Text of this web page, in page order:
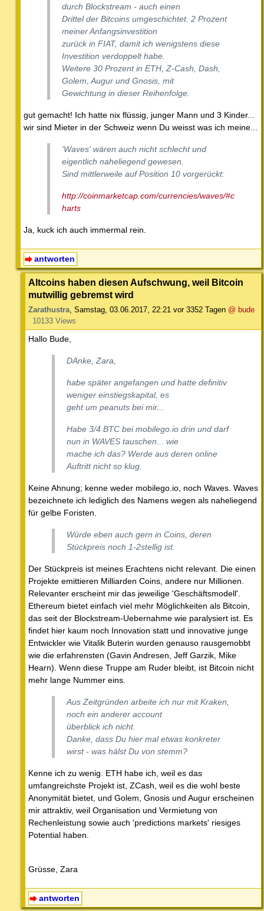
durch Blockstream - auch einen
Drittel der Bitcoins umgeschichtet. 2 Prozent
meiner Anfangsinvestition
zurück in FIAT, damit ich wenigstens diese
Investition verdoppelt habe.
Weitere 30 Prozent in ETH, Z-Cash, Dash,
Golem, Augur und Gnosis, mit
Gewichtung in dieser Reihenfolge.
gut gemacht! Ich hatte nix flüssig, junger Mann und 3 Kinder...
wir sind Mieter in der Schweiz wenn Du weisst was ich meine...
'Waves' wären auch nicht schlecht und
eigentlich naheliegend gewesen.
Sind mittlerweile auf Position 10 vorgerückt:
http://coinmarketcap.com/currencies/waves/#c
harts
Ja, kuck ich auch immermal rein.
antworten
Altcoins haben diesen Aufschwung, weil Bitcoin
mutwillig gebremst wird
Zarathustra, Samstag, 03.06.2017, 22:21 vor 3352 Tagen @ bude
10133 Views
Hallo Bude,
DAnke, Zara,
habe später angefangen und hatte definitiv
weniger einstiegskapital, es
geht um peanuts bei mir...
Habe 3/4 BTC bei mobilego.io drin und darf
nun in WAVES tauschen... wie
mache ich das? Werde aus deren online
Auftritt nicht so klug.
Keine Ahnung; kenne weder mobilego.io, noch Waves. Waves
bezeichnete ich lediglich des Namens wegen als naheliegend
für gelbe Foristen.
Würde eben auch gern in Coins, deren
Stückpreis noch 1-2stellig ist.
Der Stückpreis ist meines Erachtens nicht relevant. Die einen
Projekte emittieren Milliarden Coins, andere nur Millionen.
Relevanter erscheint mir das jeweilige 'Geschäftsmodell'.
Ethereum bietet einfach viel mehr Möglichkeiten als Bitcoin,
das seit der Blockstream-Uebernahme wie paralysiert ist. Es
findet hier kaum noch Innovation statt und innovative junge
Entwickler wie Vitalik Buterin wurden genauso rausgemobbt
wie die erfahrensten (Gavin Andresen, Jeff Garzik, Mike
Hearn). Wenn diese Truppe am Ruder bleibt, ist Bitcoin nicht
mehr lange Nummer eins.
Aus Zeitgründen arbeite ich nur mit Kraken,
noch ein anderer account
überblick ich nicht.
Danke, dass Du hier mal etwas konkreter
wirst - was hälst Du von stemm?
Kenne ich zu wenig. ETH habe ich, weil es das
umfangreichste Projekt ist, ZCash, weil es die wohl beste
Anonymität bietet, und Golem, Gnosis und Augur erscheinen
mir attraktiv, weil Organisation und Vermietung von
Rechenleistung sowie auch 'predictions markets' riesiges
Potential haben.
Grüsse, Zara
antworten